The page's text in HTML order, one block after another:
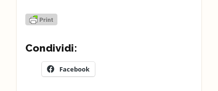
Condividi:
Facebook